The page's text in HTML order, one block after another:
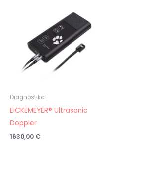
Diagnostika
EICKEMEYER® Ultrasonic
Doppler
1630,00 €